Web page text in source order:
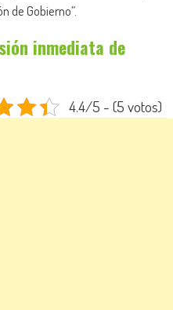
de Gobierno”.
inmediata de
4.4/5 - (5 votos)